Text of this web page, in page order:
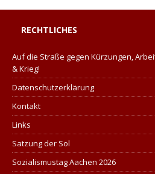
RECHTLICHES
Auf die Straße gegen Kürzungen,
& Krieg!
Datenschutzerklärung
Kontakt
Links
Satzung der Sol
Sozialismustag Aachen 2026